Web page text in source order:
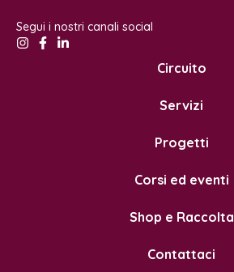
Segui i nostri canali social
Circuito
Servizi
Progetti
Corsi ed eventi
Shop e Raccolta
Contattaci